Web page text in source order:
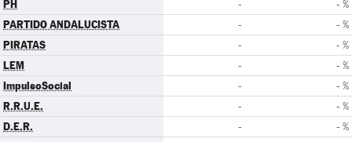
PH - - %
PARTIDO ANDALUCISTA - - %
PIRATAS - - %
LEM - - %
ImpulsoSocial - - %
R.R.U.E. - - %
D.E.R. - - %